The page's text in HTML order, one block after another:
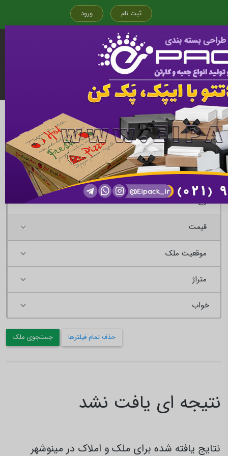
ثبت نام ورود
قیمت
موقعیت ملک
متراژ
جستجوی ملک حذف تمام فیلترها
نتیجه ای یافت نشد
نتایج یافته شده برای ملک و املاک در مینوشهر